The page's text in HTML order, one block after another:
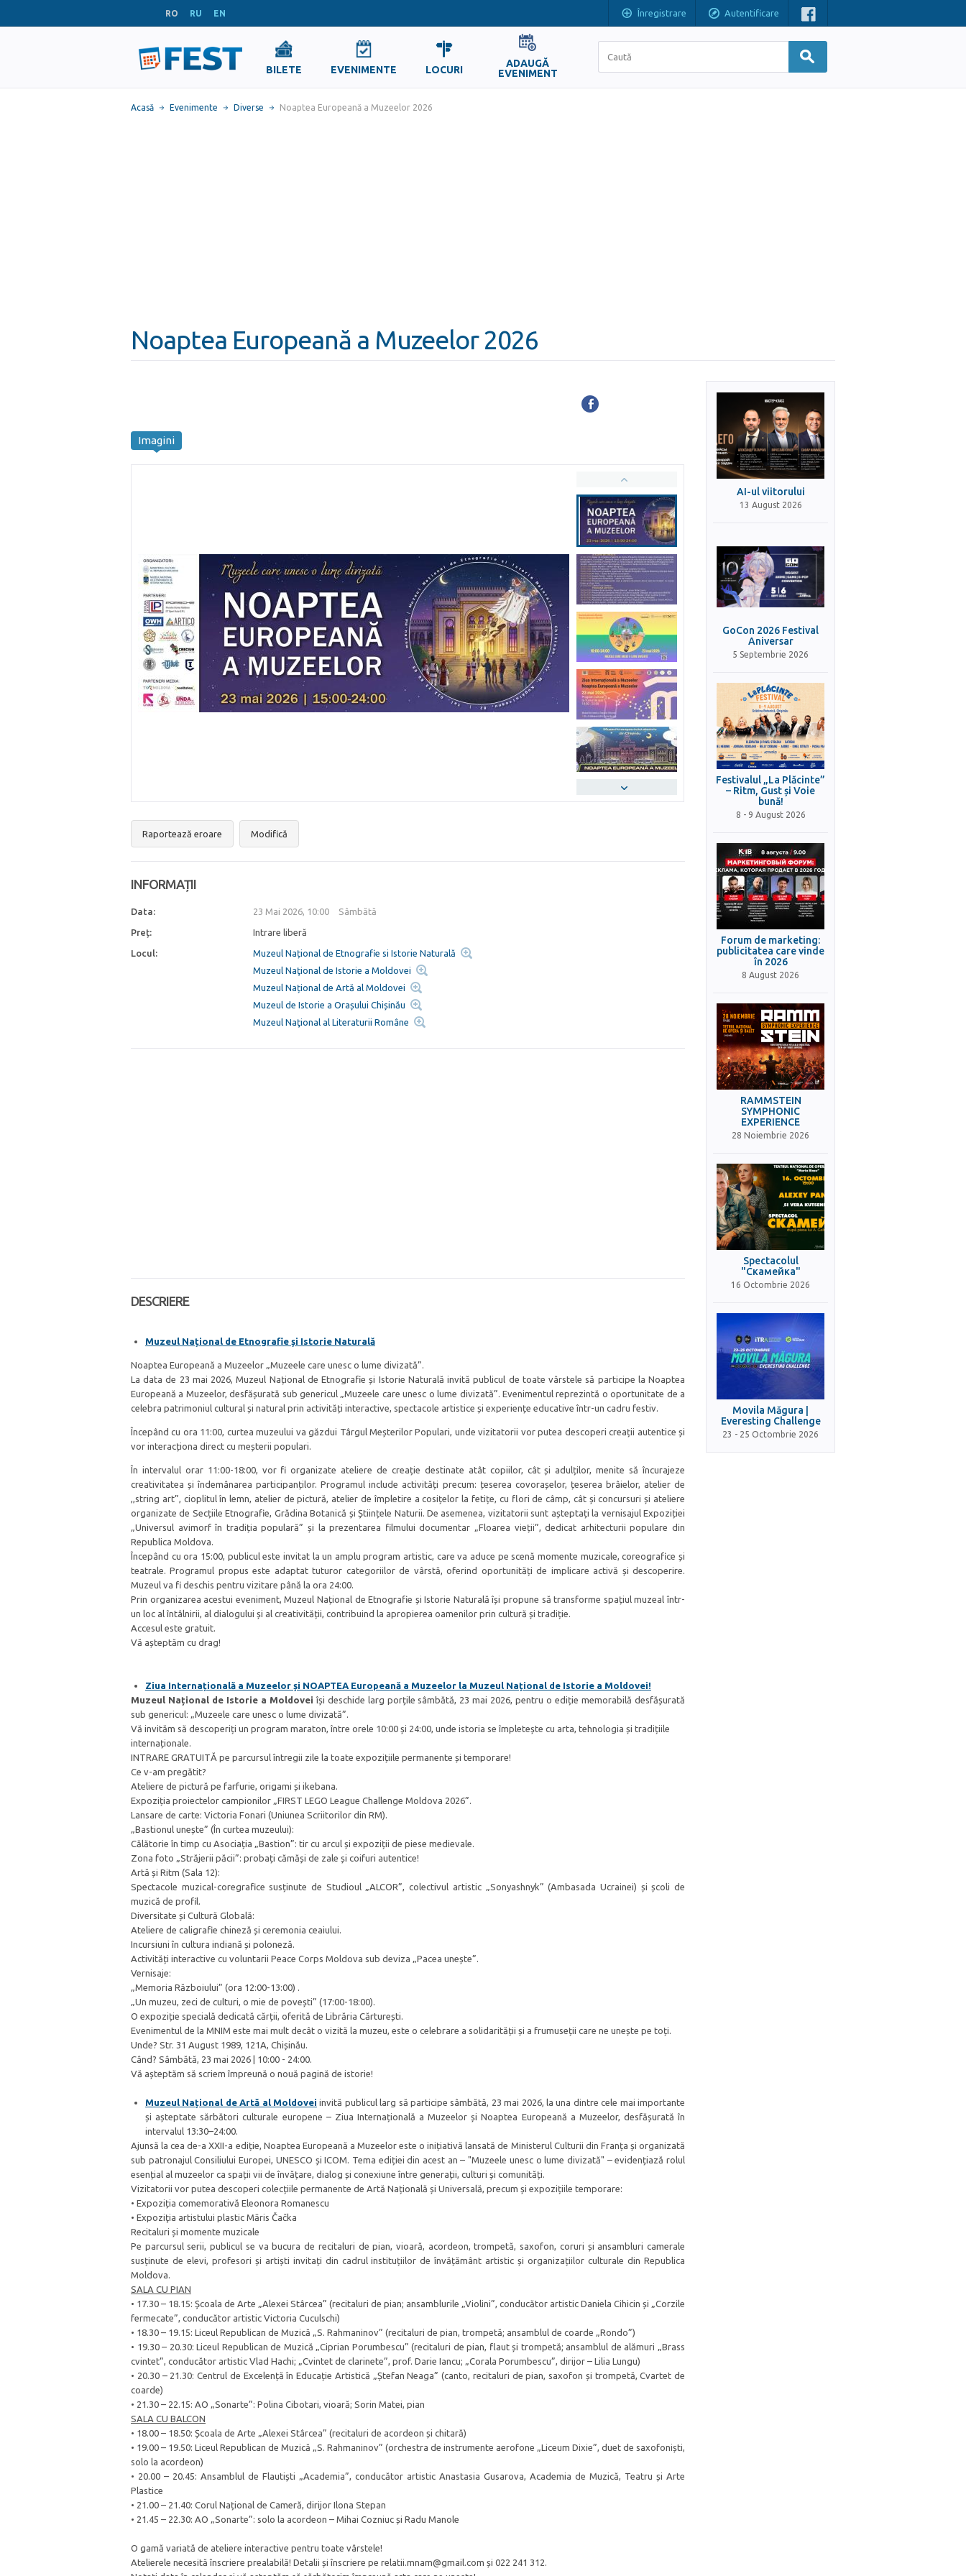
RO RU EN Înregistrare Autentificare
BILETE EVENIMENTE LOCURI
ADAUGĂ
EVENIMENT
Acasă Evenimente Diverse Noaptea Europeană a Muzeelor 2026
Noaptea Europeană a Muzeelor 2026
Imagini
Raportează eroare Modifică
INFORMAȚII
Data: 23 Mai 2026, 10:00 Sâmbătă
Preț: Intrare liberă
Locul:
Muzeul Național de Etnografie si Istorie Naturală
Muzeul Naţional de Istorie a Moldovei
Muzeul Național de Artă al Moldovei
Muzeul de Istorie a Orașului Chișinău
Muzeul Naţional al Literaturii Române
DESCRIERE
Muzeul Național de Etnografie și Istorie Naturală
Noaptea Europeană a Muzeelor „Muzeele care unesc o lume divizată”.
La data de 23 mai 2026, Muzeul Național de Etnografie și Istorie Naturală invită publicul de toate vârstele să participe la Noaptea
Europeană a Muzeelor, desfășurată sub genericul „Muzeele care unesc o lume divizată”. Evenimentul reprezintă o oportunitate de a
celebra patrimoniul cultural și natural prin activități interactive, spectacole artistice și experiențe educative într-un cadru festiv.
Începând cu ora 11:00, curtea muzeului va găzdui Târgul Meșterilor Populari, unde vizitatorii vor putea descoperi creații autentice și
vor interacționa direct cu meșterii populari.
În intervalul orar 11:00-18:00, vor fi organizate ateliere de creație destinate atât copiilor, cât și adulților, menite să încurajeze
creativitatea și îndemânarea participanților. Programul include activități precum: țeserea covorașelor, țeserea brâielor, atelier de
,,string art”, cioplitul în lemn, atelier de pictură, atelier de împletire a cosițelor la fetițe, cu flori de câmp, cât și concursuri și ateliere
organizate de Secțiile Etnografie, Grădina Botanică și Științele Naturii. De asemenea, vizitatorii sunt așteptați la vernisajul Expoziției
„Universul avimorf în tradiția populară” și la prezentarea filmului documentar „Floarea vieții”, dedicat arhitecturii populare din
Republica Moldova.
Începând cu ora 15:00, publicul este invitat la un amplu program artistic, care va aduce pe scenă momente muzicale, coreografice și
teatrale. Programul propus este adaptat tuturor categoriilor de vârstă, oferind oportunități de implicare activă și descoperire.
Muzeul va fi deschis pentru vizitare până la ora 24:00.
Prin organizarea acestui eveniment, Muzeul Național de Etnografie și Istorie Naturală își propune să transforme spațiul muzeal într-
un loc al întâlnirii, al dialogului și al creativității, contribuind la apropierea oamenilor prin cultură și tradiție.
Accesul este gratuit.
Vă așteptăm cu drag!
Ziua Internațională a Muzeelor și NOAPTEA Europeană a Muzeelor la Muzeul Național de Istorie a Moldovei!
Muzeul Național de Istorie a Moldovei își deschide larg porțile sâmbătă, 23 mai 2026, pentru o ediție memorabilă desfășurată
sub genericul: „Muzeele care unesc o lume divizată”.
Vă invităm să descoperiți un program maraton, între orele 10:00 și 24:00, unde istoria se împletește cu arta, tehnologia și tradițiile
internaționale.
INTRARE GRATUITĂ pe parcursul întregii zile la toate expozițiile permanente și temporare!
Ce v-am pregătit?
Ateliere de pictură pe farfurie, origami și ikebana.
Expoziția proiectelor campionilor „FIRST LEGO League Challenge Moldova 2026”.
Lansare de carte: Victoria Fonari (Uniunea Scriitorilor din RM).
„Bastionul unește” (În curtea muzeului):
Călătorie în timp cu Asociația „Bastion”: tir cu arcul și expoziții de piese medievale.
Zona foto „Străjerii păcii”: probați cămăși de zale și coifuri autentice!
Artă și Ritm (Sala 12):
Spectacole muzical-coregrafice susținute de Studioul „ALCOR”, colectivul artistic „Sonyashnyk” (Ambasada Ucrainei) și școli de
muzică de profil.
Diversitate și Cultură Globală:
Ateliere de caligrafie chineză și ceremonia ceaiului.
Incursiuni în cultura indiană și poloneză.
Activități interactive cu voluntarii Peace Corps Moldova sub deviza „Pacea unește”.
Vernisaje:
„Memoria Războiului” (ora 12:00-13:00) .
„Un muzeu, zeci de culturi, o mie de povești” (17:00-18:00).
O expoziție specială dedicată cărții, oferită de Librăria Cărturești.
Evenimentul de la MNIM este mai mult decât o vizită la muzeu, este o celebrare a solidarității și a frumuseții care ne unește pe toți.
Unde? Str. 31 August 1989, 121A, Chișinău.
Când? Sâmbătă, 23 mai 2026 | 10:00 - 24:00.
Vă așteptăm să scriem împreună o nouă pagină de istorie!
Muzeul Național de Artă al Moldovei invită publicul larg să participe sâmbătă, 23 mai 2026, la una dintre cele mai importante
și așteptate sărbători culturale europene – Ziua Internațională a Muzeelor și Noaptea Europeană a Muzeelor, desfășurată în
intervalul 13:30–24:00.
Ajunsă la cea de-a XXII-a ediție, Noaptea Europeană a Muzeelor este o inițiativă lansată de Ministerul Culturii din Franța și organizată
sub patronajul Consiliului Europei, UNESCO și ICOM. Tema ediției din acest an – "Muzeele unesc o lume divizată" – evidențiază rolul
esențial al muzeelor ca spații vii de învățare, dialog și conexiune între generații, culturi și comunități.
Vizitatorii vor putea descoperi colecțiile permanente de Artă Națională și Universală, precum și expozițiile temporare:
• Expoziția comemorativă Eleonora Romanescu
• Expoziţia artistului plastic Māris Čačka
Recitaluri și momente muzicale
Pe parcursul serii, publicul se va bucura de recitaluri de pian, vioară, acordeon, trompetă, saxofon, coruri și ansambluri camerale
susținute de elevi, profesori și artiști invitați din cadrul instituțiilor de învățământ artistic și organizațiilor culturale din Republica
Moldova.
SALA CU PIAN
• 17.30 – 18.15: Școala de Arte „Alexei Stârcea” (recitaluri de pian; ansamblurile „Violini”, conducător artistic Daniela Cihicin și „Corzile
fermecate”, conducător artistic Victoria Cuculschi)
• 18.30 – 19.15: Liceul Republican de Muzică „S. Rahmaninov” (recitaluri de pian, trompetă; ansamblul de coarde „Rondo”)
• 19.30 – 20.30: Liceul Republican de Muzică „Ciprian Porumbescu” (recitaluri de pian, flaut și trompetă; ansamblul de alămuri „Brass
cvintet”, conducător artistic Vlad Hachi; „Cvintet de clarinete”, prof. Darie Iancu; „Corala Porumbescu”, dirijor – Lilia Lungu)
• 20.30 – 21.30: Centrul de Excelență în Educație Artistică „Ștefan Neaga” (canto, recitaluri de pian, saxofon și trompetă, Cvartet de
coarde)
• 21.30 – 22.15: AO „Sonarte”: Polina Cibotari, vioară; Sorin Matei, pian
SALA CU BALCON
• 18.00 – 18.50: Școala de Arte „Alexei Stârcea” (recitaluri de acordeon și chitară)
• 19.00 – 19.50: Liceul Republican de Muzică „S. Rahmaninov” (orchestra de instrumente aerofone „Liceum Dixie”, duet de saxofoniști,
solo la acordeon)
• 20.00 – 20.45: Ansamblul de Flautiști „Academia”, conducător artistic Anastasia Gusarova, Academia de Muzică, Teatru și Arte
Plastice
• 21.00 – 21.40: Corul Național de Cameră, dirijor Ilona Stepan
• 21.45 – 22.30: AO „Sonarte”: solo la acordeon – Mihai Cozniuc și Radu Manole
O gamă variată de ateliere interactive pentru toate vârstele!
Atelierele necesită înscriere prealabilă! Detalii și înscriere pe relatii.mnam@gmail.com și 022 241 312.
AI-ul viitorului
13 August 2026
GoCon 2026 Festival
Aniversar
5 Septembrie 2026
Festivalul „La Plăcinte”
– Ritm, Gust și Voie
bună!
8 - 9 August 2026
Forum de marketing:
publicitatea care vinde
în 2026
8 August 2026
RAMMSTEIN
SYMPHONIC
EXPERIENCE
28 Noiembrie 2026
Spectacolul
"Скамейка"
16 Octombrie 2026
Movila Măgura |
Everesting Challenge
23 - 25 Octombrie 2026